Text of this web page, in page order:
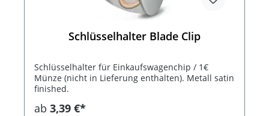
Schlüsselhalter Blade Clip
Schlüsselhalter für Einkaufswagenchip / 1€
Münze (nicht in Lieferung enthalten). Metall satin
finished.
ab 3,39 €*